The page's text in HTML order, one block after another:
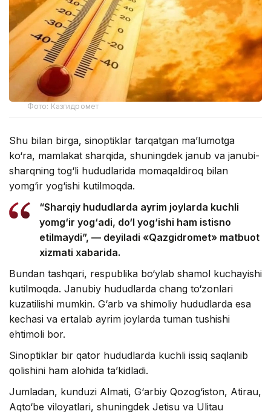
Фото: Казгидромет
Shu bilan birga, sinoptiklar tarqatgan ma’lumotga
ko‘ra, mamlakat sharqida, shuningdek janub va janubi-
sharqning tog‘li hududlarida momaqaldiroq bilan
yomg‘ir yog‘ishi kutilmoqda.
“Sharqiy hududlarda ayrim joylarda kuchli
yomg‘ir yog‘adi, do‘l yog‘ishi ham istisno
etilmaydi”, — deyiladi «Qazgidromet» matbuot
xizmati xabarida.
Bundan tashqari, respublika bo‘ylab shamol kuchayishi
kutilmoqda. Janubiy hududlarda chang to‘zonlari
kuzatilishi mumkin. G‘arb va shimoliy hududlarda esa
kechasi va ertalab ayrim joylarda tuman tushishi
ehtimoli bor.
Sinoptiklar bir qator hududlarda kuchli issiq saqlanib
qolishini ham alohida ta’kidladi.
Jumladan, kunduzi Almati, G‘arbiy Qozog‘iston, Atirau,
Aqto‘be viloyatlari, shuningdek Jetisu va Ulitau